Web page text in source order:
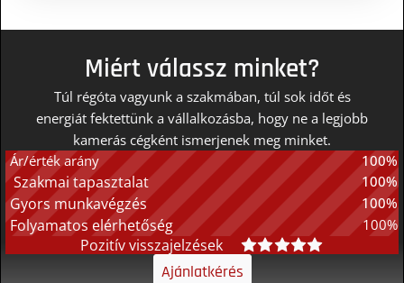
Miért válassz minket?
Túl régóta vagyunk a szakmában, túl sok időt és
energiát fektettünk a vállalkozásba, hogy ne a legjobb
kamerás cégként ismerjenek meg minket.
Ár/érték arány
100%
Szakmai tapasztalat 100%
Gyors munkavégzés 100%
Folyamatos elérhetőség 100%
Pozitív visszajelzések
Ajánlatkérés